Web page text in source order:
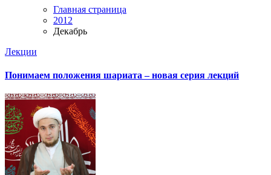
Главная страница
2012
Декабрь
Лекции
Понимаем положения шариата – новая серия лекций